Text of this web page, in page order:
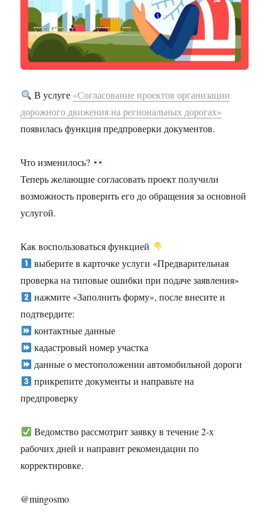
В услуге «Согласование проектов организации
дорожного движения на региональных дорогах»
появилась функция предпроверки документов.
Что изменилось?
Теперь желающие согласовать проект получили
возможность проверить его до обращения за основной
услугой.
Как воспользоваться функцией
выберите в карточке услуги «Предварительная
проверка на типовые ошибки при подаче заявления»
нажмите «Заполнить форму», после внесите и
подтвердите:
контактные данные
кадастровый номер участка
данные о местоположении автомобильной дороги
прикрепите документы и направьте на
предпроверку
Ведомство рассмотрит заявку в течение 2-х
рабочих дней и направит рекомендации по
корректировке.
@mingosmo